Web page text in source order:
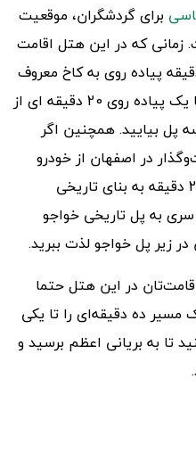
برای گردشگران، موقعیت
که در این هتل اقامت
به راحتی می توانید با 5 دقیقه پیاده روی به کاخ معروف
هشت بهشت برسید، همچنین با یک پیاده روی 20 دقیقه ای از
پل بیایید. همچنین اگر
در اصفهان از خودرو
استفاده کنید می توانید ظرف 20 دقیقه به بنای تاریخی
سری به پل تاریخی خواجو
زیر پل خواجو لذت ببرید.
در این هتل حتما
ده دقیقه‌ای را تا یکی
تا به بریانی اعظم برسید و